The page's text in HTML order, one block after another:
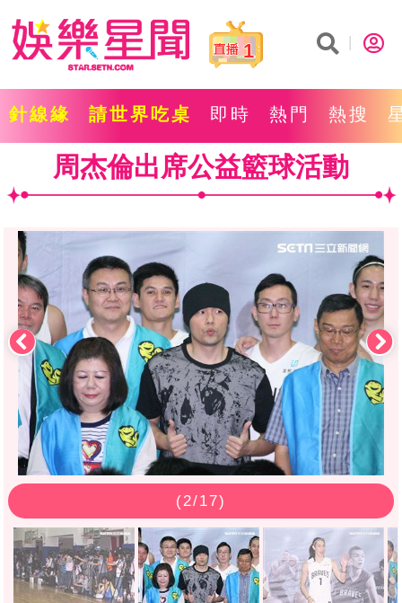
1
針線緣 請世界吃桌 即時 熱門 熱搜
周杰倫出席公益籃球活動
(2/17)